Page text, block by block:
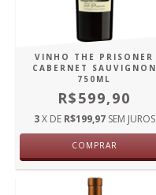
VINHO THE PRISONER
CABERNET SAUVIGNON
750ML
R$599,90
3 X DE R$199,97 SEM JUROS
COMPRAR